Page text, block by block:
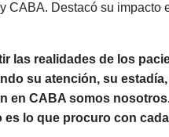
CABA. Destacó su impacto
las realidades de los
su atención, su
en CABA somos
es lo que procuro con